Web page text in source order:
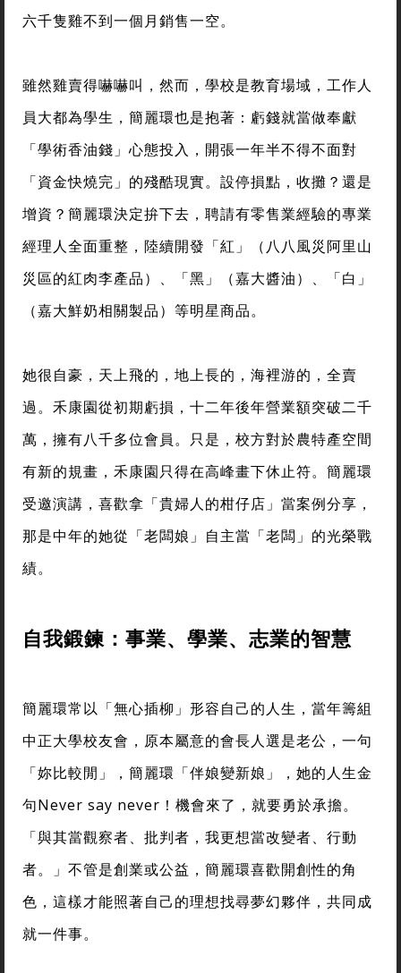
六千隻雞不到一個月銷售一空。
雖然雞賣得嚇嚇叫，然而，學校是教育場域，工作人
員大都為學生，簡麗環也是抱著：虧錢就當做奉獻
「學術香油錢」心態投入，開張一年半不得不面對
「資金快燒完」的殘酷現實。設停損點，收攤？還是
增資？簡麗環決定拚下去，聘請有零售業經驗的專業
經理人全面重整，陸續開發「紅」（八八風災阿里山
災區的紅肉李產品）、「黑」（嘉大醬油）、「白」
（嘉大鮮奶相關製品）等明星商品。
她很自豪，天上飛的，地上長的，海裡游的，全賣
過。禾康園從初期虧損，十二年後年營業額突破二千
萬，擁有八千多位會員。只是，校方對於農特產空間
有新的規畫，禾康園只得在高峰畫下休止符。簡麗環
受邀演講，喜歡拿「貴婦人的柑仔店」當案例分享，
那是中年的她從「老闆娘」自主當「老闆」的光榮戰
績。
自我鍛鍊：事業、學業、志業的智慧
簡麗環常以「無心插柳」形容自己的人生，當年籌組
中正大學校友會，原本屬意的會長人選是老公，一句
「妳比較閒」，簡麗環「伴娘變新娘」，她的人生金
句Never say never！機會來了，就要勇於承擔。
「與其當觀察者、批判者，我更想當改變者、行動
者。」不管是創業或公益，簡麗環喜歡開創性的角
色，這樣才能照著自己的理想找尋夢幻夥伴，共同成
就一件事。